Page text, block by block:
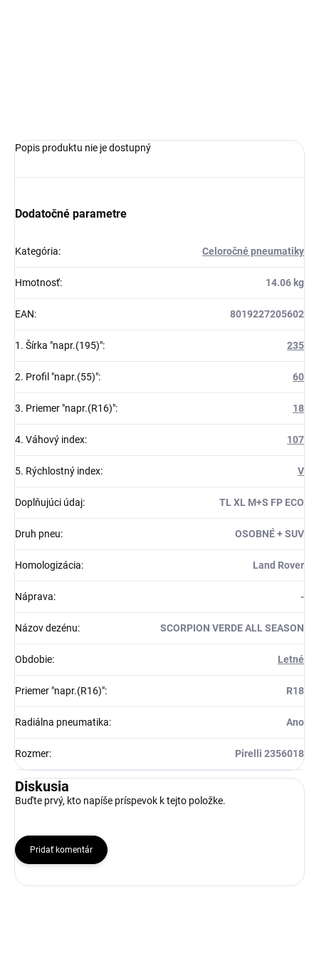
Popis produktu nie je dostupný
Dodatočné parametre
Kategória: Celoročné pneumatiky
Hmotnosť: 14.06 kg
EAN: 8019227205602
1. Šírka "napr.(195)": 235
2. Profil "napr.(55)": 60
3. Priemer "napr.(R16)": 18
4. Váhový index: 107
5. Rýchlostný index: V
Doplňujúci údaj: TL XL M+S FP ECO
Druh pneu: OSOBNÉ + SUV
Homologizácia: Land Rover
Náprava: -
Názov dezénu: SCORPION VERDE ALL SEASON
Obdobie: Letné
Priemer "napr.(R16)": R18
Radiálna pneumatika: Ano
Rozmer: Pirelli 2356018
Diskusia
Buďte prvý, kto napíše príspevok k tejto položke.
Pridať komentár